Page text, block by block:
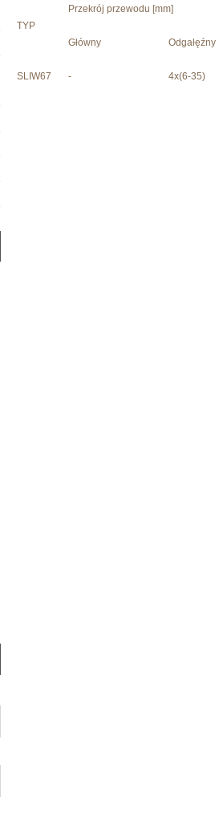
TYP
Przekrój przewodu [mm]
Główny
Odgałęźny
SLIW67 - 4x(6-35)